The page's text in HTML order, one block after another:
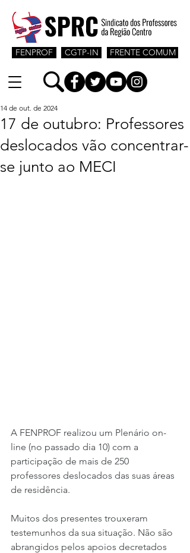
CGTP-IN
FENPROF FRENTE COMUM
17 de outubro: Professores
deslocados vão concentrar-
se junto ao MECI
14 de out. de 2024
A FENPROF realizou um Plenário on-
line (no passado dia 10) com a
participação de mais de 250
professores deslocados das suas áreas
de residência.
Muitos dos presentes trouxeram
testemunhos da sua situação. Não são
abrangidos pelos apoios decretados